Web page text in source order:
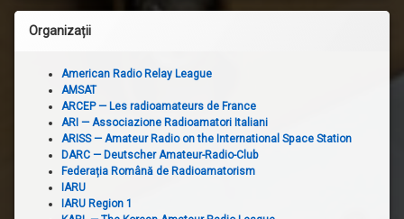
Organizații
American Radio Relay League
AMSAT
ARCEP — Les radioamateurs de France
ARI — Associazione Radioamatori Italiani
ARISS — Amateur Radio on the International Space Station
DARC — Deutscher Amateur-Radio-Club
Federația Română de Radioamatorism
IARU
IARU Region 1